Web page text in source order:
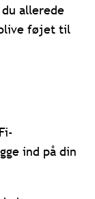
allerede
blive føjet til
ind på din